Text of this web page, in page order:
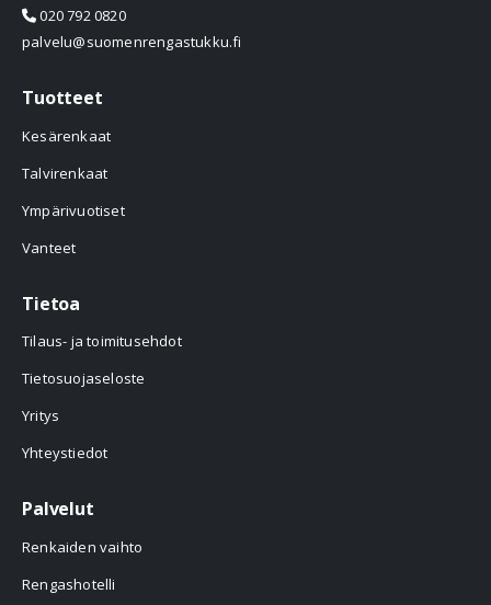
020 792 0820
palvelu@suomenrengastukku.fi
Tuotteet
Kesärenkaat
Talvirenkaat
Ympärivuotiset
Vanteet
Tietoa
Tilaus- ja toimitusehdot
Tietosuojaseloste
Yritys
Yhteystiedot
Palvelut
Renkaiden vaihto
Rengashotelli